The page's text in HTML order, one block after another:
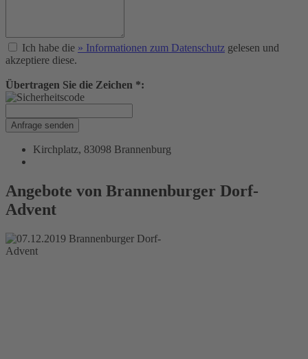
Ich habe die » Informationen zum Datenschutz gelesen und
akzeptiere diese.
Übertragen Sie die Zeichen *:
Anfrage senden
Kirchplatz, 83098 Brannenburg
Angebote von Brannenburger Dorf-
Advent